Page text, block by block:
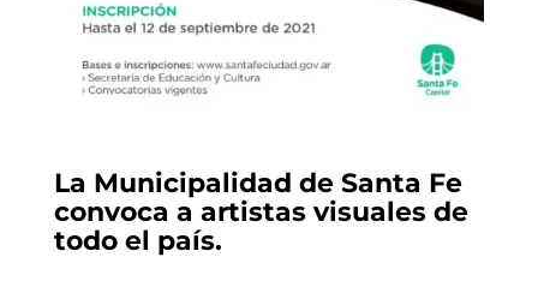
La Municipalidad de Santa Fe
convoca a artistas visuales de
todo el país.